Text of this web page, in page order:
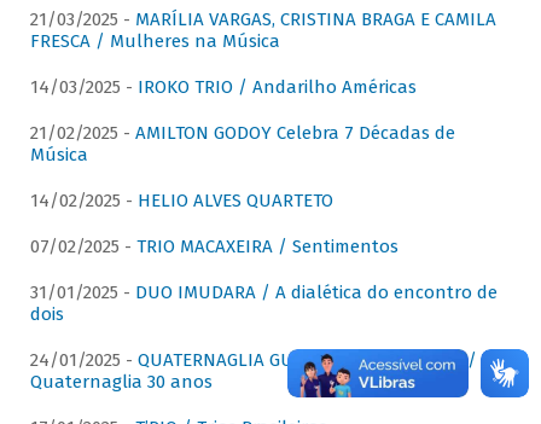
21/03/2025 - MARÍLIA VARGAS, CRISTINA BRAGA E CAMILA
FRESCA / Mulheres na Música
14/03/2025 - IROKO TRIO / Andarilho Américas
21/02/2025 - AMILTON GODOY Celebra 7 Décadas de
Música
14/02/2025 - HELIO ALVES QUARTETO
07/02/2025 - TRIO MACAXEIRA / Sentimentos
31/01/2025 - DUO IMUDARA / A dialética do encontro de
dois
24/01/2025 - QUATERNAGLIA GUITAR QUARTET (QGQ) /
Quaternaglia 30 anos